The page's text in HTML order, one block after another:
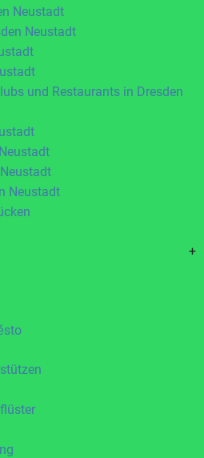
Neustadt
Neustadt
und Restaurants in Dresden
Neustadt
+